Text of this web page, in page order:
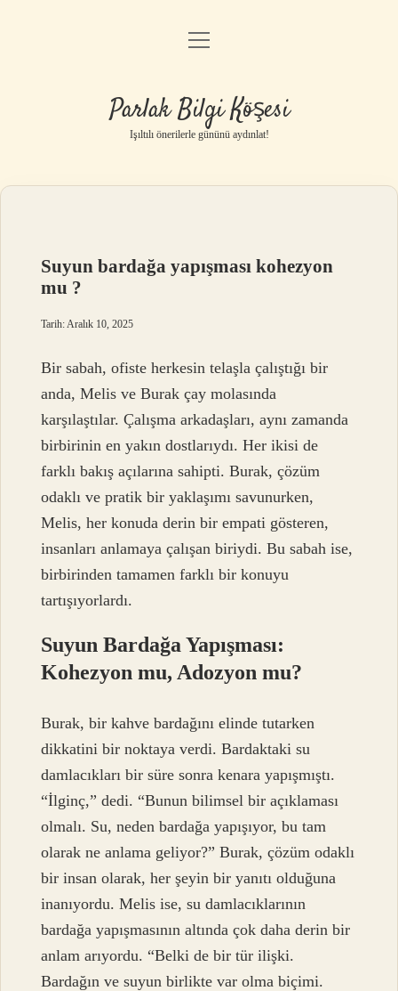
Anasayfa
Yasal Uyarı
menüyü
Parlak Bilgi Köşesi
Işıltılı önerilerle gününü aydınlat!
Suyun bardağa yapışması kohezyon
mu ?
Tarih: Aralık 10, 2025
Bir sabah, ofiste herkesin telaşla çalıştığı bir
anda, Melis ve Burak çay molasında
karşılaştılar. Çalışma arkadaşları, aynı zamanda
birbirinin en yakın dostlarıydı. Her ikisi de
farklı bakış açılarına sahipti. Burak, çözüm
odaklı ve pratik bir yaklaşımı savunurken,
Melis, her konuda derin bir empati gösteren,
insanları anlamaya çalışan biriydi. Bu sabah ise,
birbirinden tamamen farklı bir konuyu
tartışıyorlardı.
Suyun Bardağa Yapışması:
Kohezyon mu, Adozyon mu?
Burak, bir kahve bardağını elinde tutarken
dikkatini bir noktaya verdi. Bardaktaki su
damlacıkları bir süre sonra kenara yapışmıştı.
“İlginç,” dedi. “Bunun bilimsel bir açıklaması
olmalı. Su, neden bardağa yapışıyor, bu tam
olarak ne anlama geliyor?” Burak, çözüm odaklı
bir insan olarak, her şeyin bir yanıtı olduğuna
inanıyordu. Melis ise, su damlacıklarının
bardağa yapışmasının altında çok daha derin bir
anlam arıyordu. “Belki de bir tür ilişki.
Bardağın ve suyun birlikte var olma biçimi.